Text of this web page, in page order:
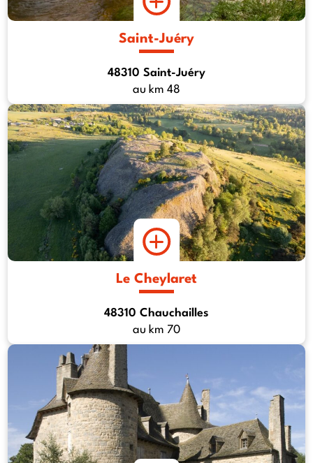
Saint-Juéry
48310 Saint-Juéry
au km 48
Le Cheylaret
48310 Chauchailles
au km 70